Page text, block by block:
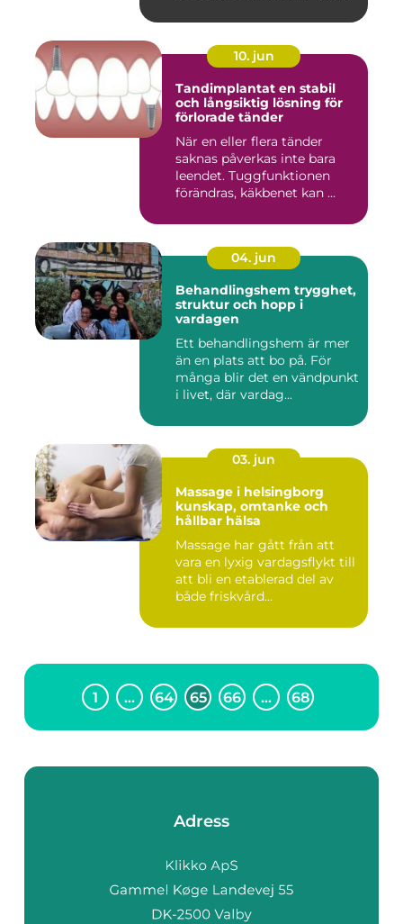
10. jun
Tandimplantat en stabil
och långsiktig lösning för
förlorade tänder
När en eller flera tänder
saknas påverkas inte bara
leendet. Tuggfunktionen
förändras, käkbenet kan ...
04. jun
Behandlingshem trygghet,
struktur och hopp i
vardagen
Ett behandlingshem är mer
än en plats att bo på. För
många blir det en vändpunkt
i livet, där vardag...
03. jun
Massage i helsingborg
kunskap, omtanke och
hållbar hälsa
Massage har gått från att
vara en lyxig vardagsflykt till
att bli en etablerad del av
både friskvård...
1 … 64 65 66 … 68
Adress